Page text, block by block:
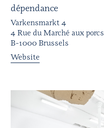
dépendance
Varkensmarkt 4
4 Rue du Marché aux porcs
B-1000 Brussels
Website